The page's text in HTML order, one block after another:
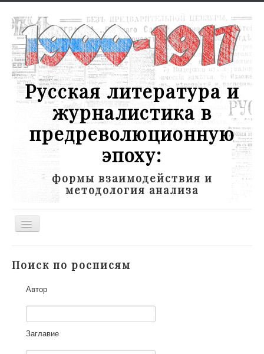
Русская литература и
журналистика в
предреволюционную
эпоху:
формы взаимодействия и
методология анализа
Toggle
Участники
Научная работа
Поиск по росписям
Автор
Заглавие